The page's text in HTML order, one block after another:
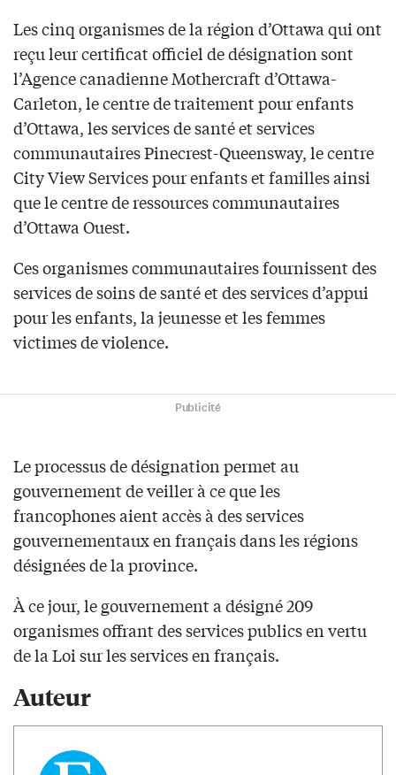
Les cinq organismes de la région d’Ottawa qui ont
reçu leur certificat officiel de désignation sont
l’Agence canadienne Mothercraft d’Ottawa-
Carleton, le centre de traitement pour enfants
d’Ottawa, les services de santé et services
communautaires Pinecrest-Queensway, le centre
City View Services pour enfants et familles ainsi
que le centre de ressources communautaires
d’Ottawa Ouest.
Ces organismes communautaires fournissent des
services de soins de santé et des services d’appui
pour les enfants, la jeunesse et les femmes
victimes de violence.
Publicité
Le processus de désignation permet au
gouvernement de veiller à ce que les
francophones aient accès à des services
gouvernementaux en français dans les régions
désignées de la province.
À ce jour, le gouvernement a désigné 209
organismes offrant des services publics en vertu
de la Loi sur les services en français.
Auteur